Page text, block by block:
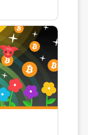
еще